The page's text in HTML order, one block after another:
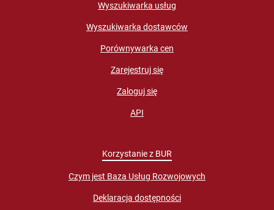
Wyszukiwarka usług
Wyszukiwarka dostawców
Porównywarka cen
Zarejestruj się
Zaloguj się
API
Korzystanie z BUR
Czym jest Baza Usług Rozwojowych
Deklaracja dostępności